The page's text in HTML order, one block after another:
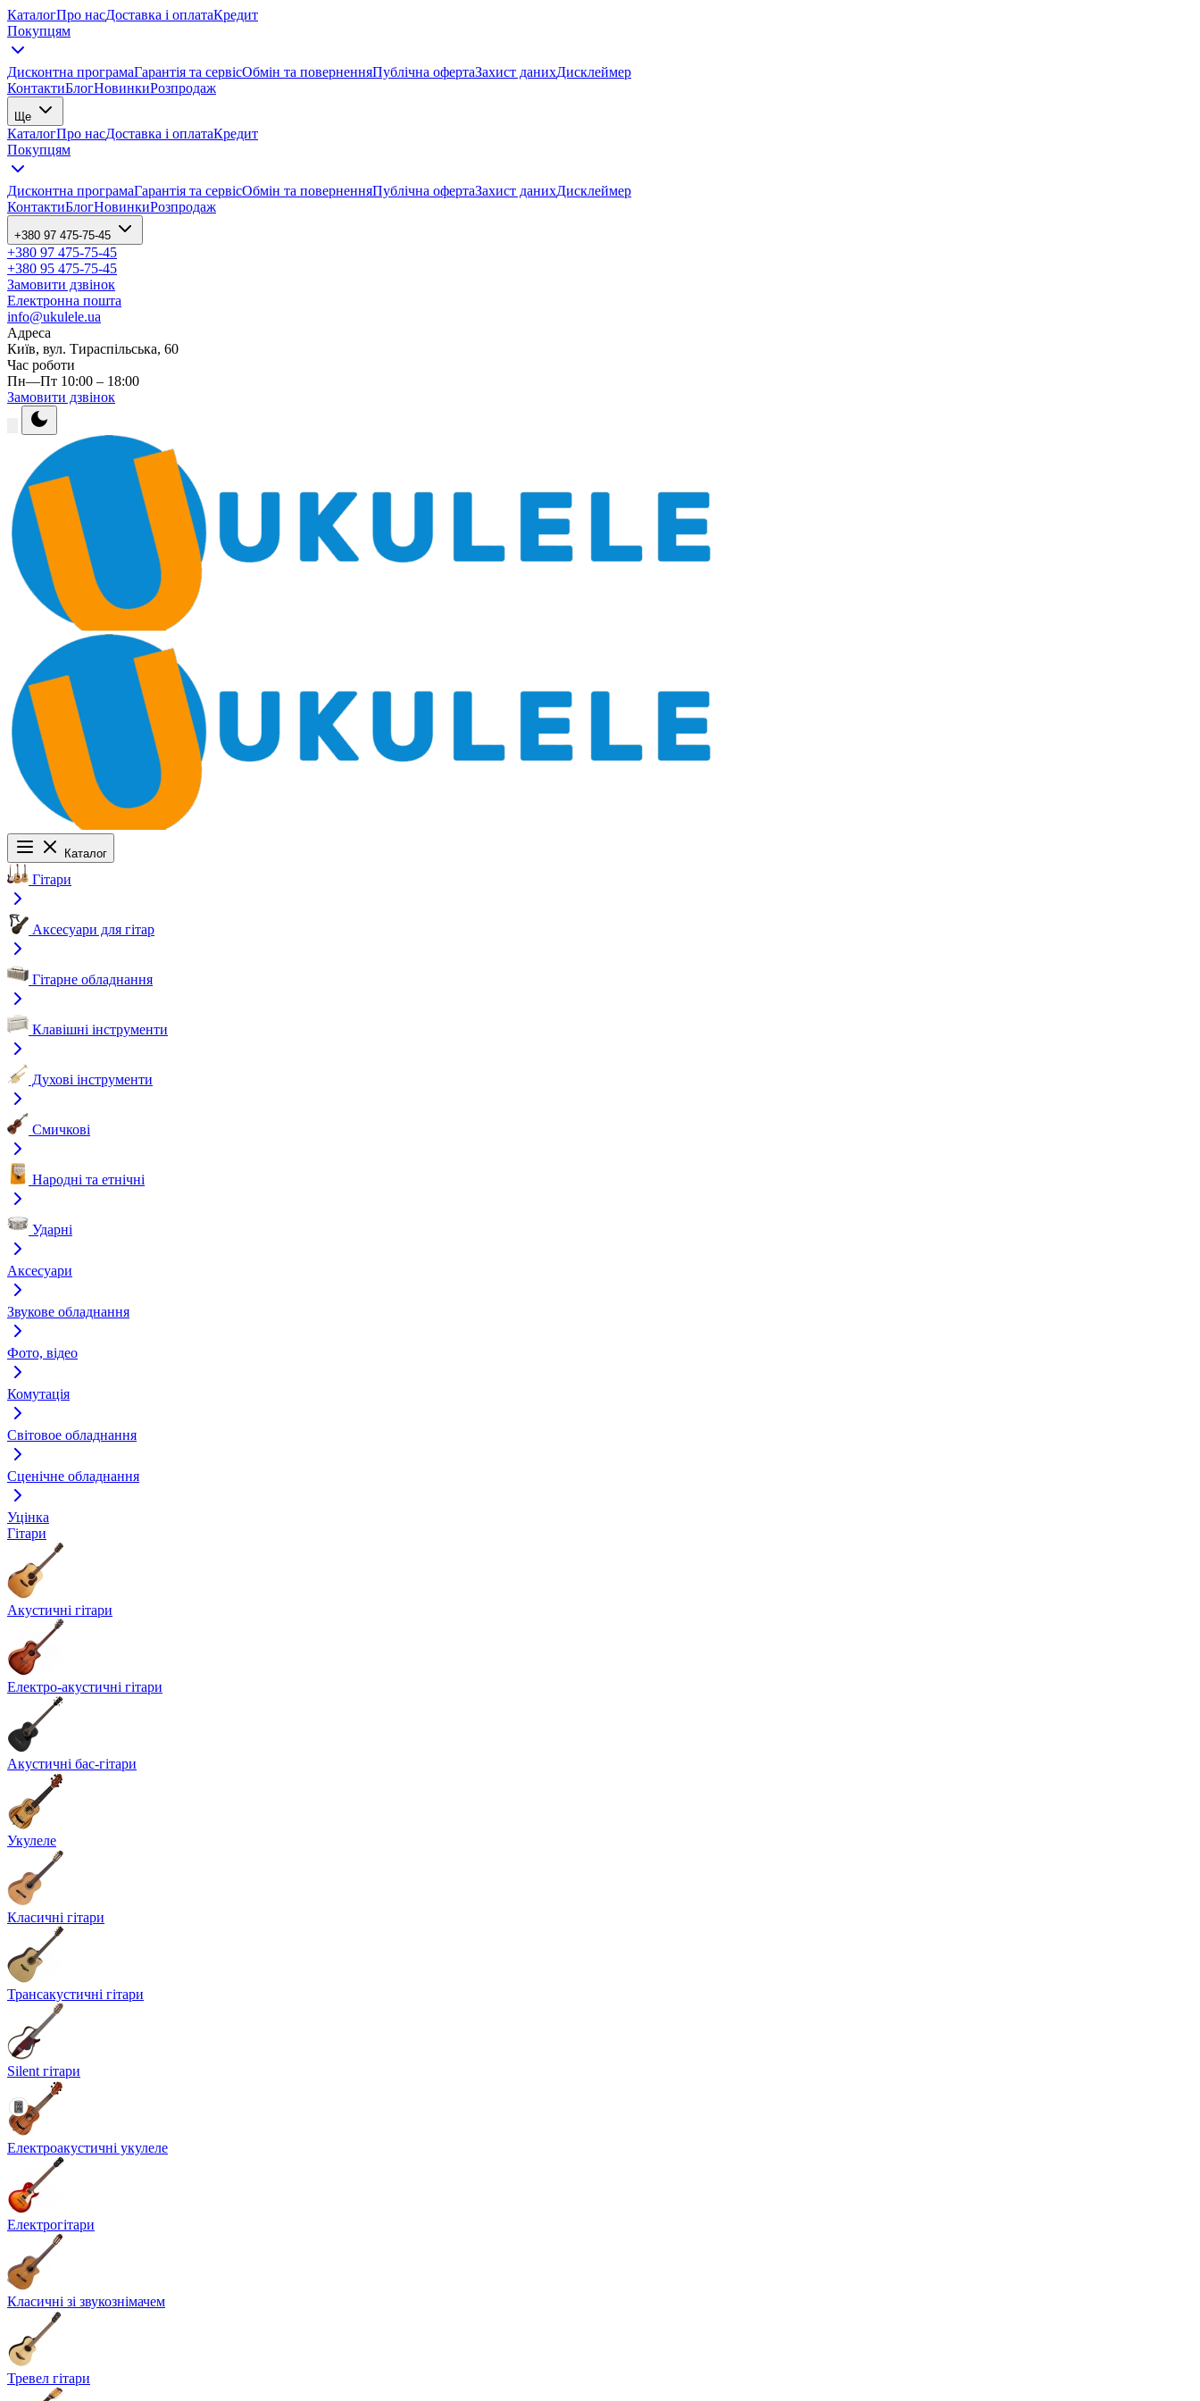
КаталогПро насДоставка і оплатаКредит
Покупцям
Дисконтна програмаГарантія та сервісОбмін та поверненняПублічна офертаЗахист данихДисклеймер
КонтактиБлогНовинкиРозпродаж
Ще
КаталогПро насДоставка і оплатаКредит
Покупцям
Дисконтна програмаГарантія та сервісОбмін та поверненняПублічна офертаЗахист данихДисклеймер
КонтактиБлогНовинкиРозпродаж
+380 97 475-75-45
+380 97 475-75-45
+380 95 475-75-45
Замовити дзвінок
Електронна пошта
info@ukulele.ua
Адреса
Київ, вул. Тираспільська, 60
Час роботи
Пн—Пт 10:00 – 18:00
Замовити дзвінок
Каталог
Гітари
Аксесуари для гітар
Гітарне обладнання
Клавішні інструменти
Духові інструменти
Смичкові
Народні та етнічні
Ударні
Аксесуари
Звукове обладнання
Фото, відео
Комутація
Світовое обладнання
Сценічне обладнання
Уцінка
Гітари
Акустичні гітари
Електро-акустичні гітари
Акустичні бас-гітари
Укулеле
Класичні гітари
Трансакустичні гітари
Silent гітари
Електроакустичні укулеле
Електрогітари
Класичні зі звукознімачем
Тревел гітари